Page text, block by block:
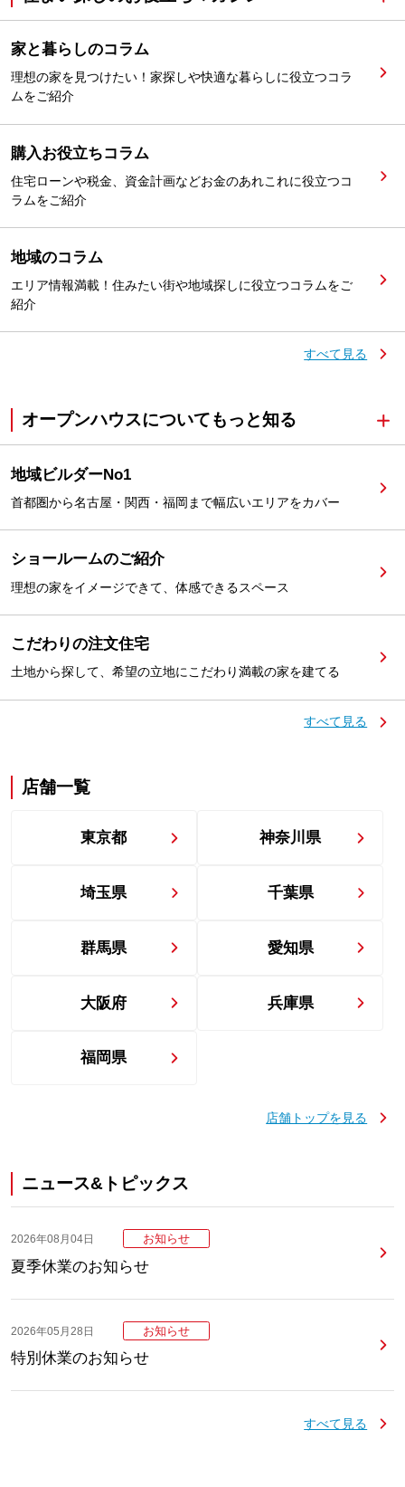
家と暮らしのコラム
理想の家を見つけたい！家探しや快適な暮らしに役立つコラ
ムをご紹介
購入お役立ちコラム
住宅ローンや税金、資金計画などお金のあれこれに役立つコ
ラムをご紹介
地域のコラム
エリア情報満載！住みたい街や地域探しに役立つコラムをご
紹介
すべて見る
オープンハウスについてもっと知る
地域ビルダーNo1
首都圏から名古屋・関西・福岡まで幅広いエリアをカバー
ショールームのご紹介
理想の家をイメージできて、体感できるスペース
こだわりの注文住宅
土地から探して、希望の立地にこだわり満載の家を建てる
すべて見る
店舗一覧
東京都 神奈川県
埼玉県 千葉県
群馬県 愛知県
大阪府 兵庫県
福岡県
店舗トップを見る
ニュース&トピックス
2026年08月04日 お知らせ
夏季休業のお知らせ
2026年05月28日 お知らせ
特別休業のお知らせ
すべて見る